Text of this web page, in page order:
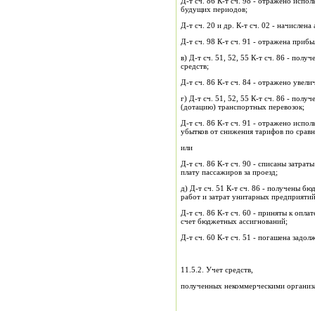
будущих периодов;
Д-т сч. 20 и др. К-т сч. 02 - начислена
Д-т сч. 98 К-т сч. 91 - отражена
в) Д-т сч. 51, 52, 55 К-т сч. 86 -
средств;
Д-т сч. 86 К-т сч. 84 - отражено
г) Д-т сч. 51, 52, 55 К-т сч. 86 -
(дотацию) транспортных перевозок;
Д-т сч. 86 К-т сч. 91 - отражено
убытков от снижения тарифов по
или
Д-т сч. 86 К-т сч. 90 - списаны
плату пассажиров за проезд;
д) Д-т сч. 51 К-т сч. 86 - получены
работ и затрат унитарных
Д-т сч. 86 К-т сч. 60 - приняты к
счет бюджетных ассигнований;
Д-т сч. 60 К-т сч. 51 - погашена
11.5.2. Учет средств,
полученных некоммерческими